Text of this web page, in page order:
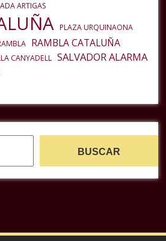
ARTIGAS
PLAZA URQUINAONA
RAMBLA CATALUÑA
CANYADELL SALVADOR ALARMA
BUSCAR